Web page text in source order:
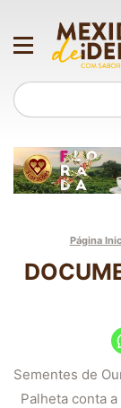
Página
Sementes de
Palheta conta